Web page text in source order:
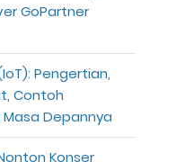
GoPartner
Pengertian,
Contoh
Depannya
Konser